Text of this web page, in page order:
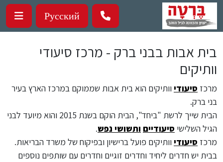
דילוג לתוכן העיקרי
Русский
בית אבות בבני ברק - מרכז סיעודי
וותיקים
מרכז סיעודיוותיקים הוא בית אבות שממוקם במרכז הארץ בעיר
בני ברק.
הבית שייך לרשת "ביחד", הבית הוקם בשנת 2015 והוא מיועד לבני
הגיל השלישי סיעודיים ותשושי נפש.
מרכז סיעודיוותיקים פועל ברישיון ובפיקוח של משרד הבריאות.
בבית יש חדרים ליחיד וחדרים זוגיים וחדרים עם שותפים נוספים